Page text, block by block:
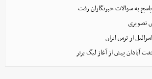
به سوالات خبرنگاران رفت
تصویری
از ترس ایران
آبادان پیش از آغاز لیگ برتر